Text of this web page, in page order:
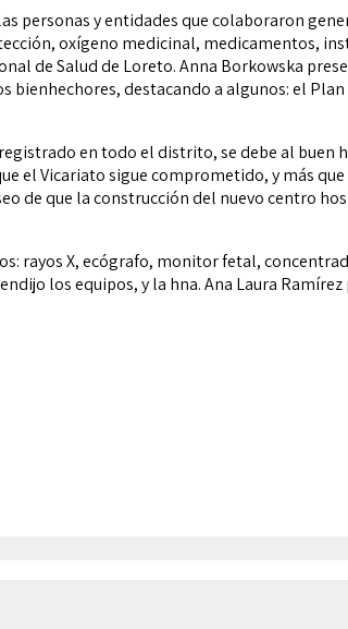
personas y entidades que colaboraron
oxígeno medicinal, medicamentos,
de Salud de Loreto. Anna Borkowska
bienhechores, destacando a algunos: el
en todo el distrito, se debe al buen
el Vicariato sigue comprometido, y más que
de que la construcción del nuevo centro
rayos X, ecógrafo, monitor fetal,
los equipos, y la hna. Ana Laura